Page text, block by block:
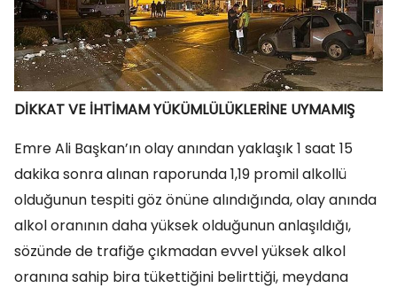
DİKKAT VE İHTİMAM YÜKÜMLÜLÜKLERİNE UYMAMIŞ
Emre Ali Başkan’ın olay anından yaklaşık 1 saat 15
dakika sonra alınan raporunda 1,19 promil alkollü
olduğunun tespiti göz önüne alındığında, olay anında
alkol oranının daha yüksek olduğunun anlaşıldığı,
sözünde de trafiğe çıkmadan evvel yüksek alkol
oranına sahip bira tükettiğini belirttiği, meydana